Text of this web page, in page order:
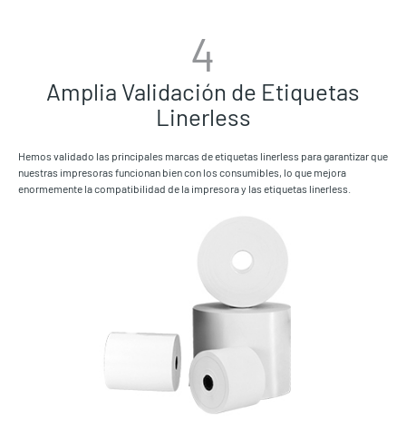
4
Amplia Validación de Etiquetas
Linerless
Hemos validado las principales marcas de etiquetas linerless para garantizar que
nuestras impresoras funcionan bien con los consumibles, lo que mejora
enormemente la compatibilidad de la impresora y las etiquetas linerless.